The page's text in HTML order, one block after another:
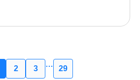
2 3
…
29